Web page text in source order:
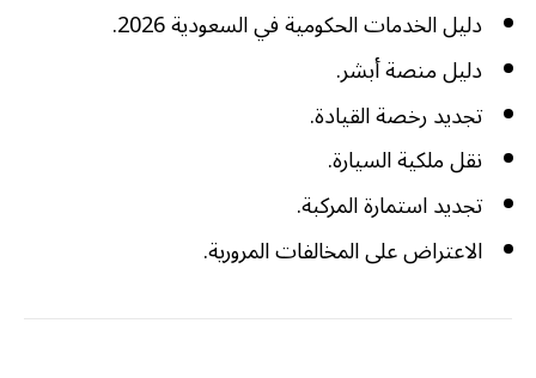
دليل الخدمات الحكومية في السعودية 2026.
دليل منصة أبشر.
تجديد رخصة القيادة.
نقل ملكية السيارة.
تجديد استمارة المركبة.
الاعتراض على المخالفات المرورية.